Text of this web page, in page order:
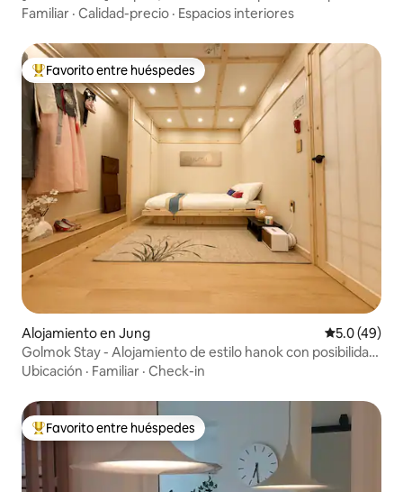
de Busan desde la bañera y desayuno de
Familiar · Calidad-precio · Espacios interiores
Favorito entre huéspedes preferido
Favorito entre huéspedes
Alojamiento en Jung Calificación
5.0 (49)
Golmok Stay - Alojamiento de estilo hanok con posibilidad
de probar el hanbok, Nampo-dong, a 5 minutos del
Ubicación · Familiar · Check-in
Favorito entre huéspedes preferido
Favorito entre huéspedes